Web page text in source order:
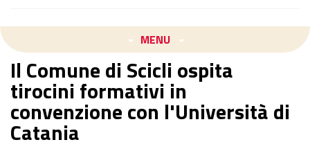
MENU
Il Comune di Scicli ospita
tirocini formativi in
convenzione con l'Università di
Catania